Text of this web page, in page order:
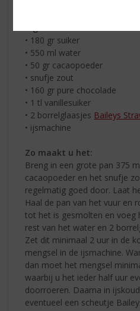
• 180 gr suiker
• 550 ml water
• 50 gr cacaopoeder
• snufje zout
• 160 gr pure chocolade
• 1 tl vanillesuiker
• 2 borrelglaasjes Baileys
• ijsmachine
Zo maakt u het:
Breng in een grote pan 375
cacaopoeder en het snufje
regelmatig goed door. Laat
Haal de pan van het vuur en
tot het is gesmolten en voeg
rest van het water en 2
Zet dit minimaal 2 uur in de
mengsel in de ijsmachine.
dan moet het mengsel
waarbij u het ieder half uur
doorroeren. Daarna in
eventueel een scheutje